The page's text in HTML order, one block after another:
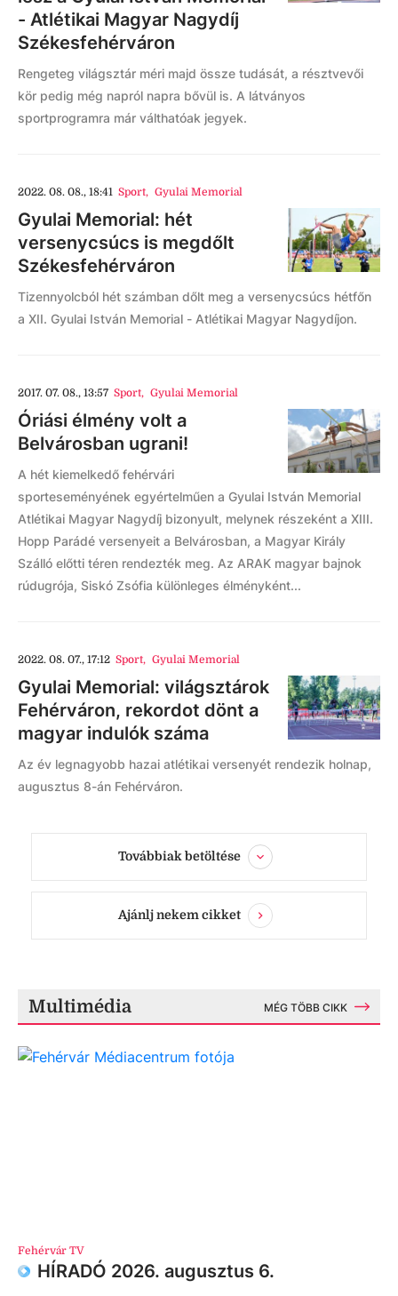
- Atlétikai Magyar Nagydíj
Székesfehérváron
Rengeteg világsztár méri majd össze tudását, a résztvevői
kör pedig még napról napra bővül is. A látványos
sportprogramra már válthatóak jegyek.
2022. 08. 08., 18:41 Sport, Gyulai Memorial
Gyulai Memorial: hét
versenycsúcs is megdőlt
Székesfehérváron
Tizennyolcból hét számban dőlt meg a versenycsúcs hétfőn
a XII. Gyulai István Memorial - Atlétikai Magyar Nagydíjon.
2017. 07. 08., 13:57 Sport, Gyulai Memorial
Óriási élmény volt a
Belvárosban ugrani!
A hét kiemelkedő fehérvári
sporteseményének egyértelműen a Gyulai István Memorial
Atlétikai Magyar Nagydíj bizonyult, melynek részeként a XIII.
Hopp Parádé versenyeit a Belvárosban, a Magyar Király
Szálló előtti téren rendezték meg. Az ARAK magyar bajnok
rúdugrója, Siskó Zsófia különleges élményként...
2022. 08. 07., 17:12 Sport, Gyulai Memorial
Gyulai Memorial: világsztárok
Fehérváron, rekordot dönt a
magyar indulók száma
Az év legnagyobb hazai atlétikai versenyét rendezik holnap,
augusztus 8-án Fehérváron.
Továbbiak betöltése
Ajánlj nekem cikket
Multimédia MÉG TÖBB CIKK
Fehérvár TV
HÍRADÓ 2026. augusztus 6.